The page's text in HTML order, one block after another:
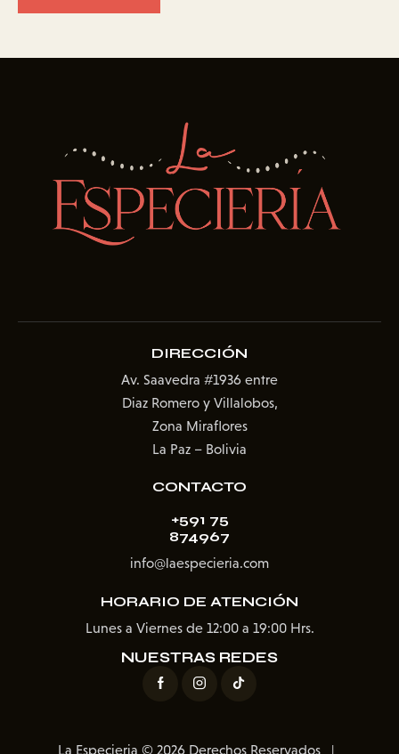
DIRECCIÓN
Av. Saavedra #1936 entre
Diaz Romero y Villalobos,
Zona Miraflores
La Paz – Bolivia
CONTACTO
+591 75
874967
info@laespecieria.com
HORARIO DE ATENCIÓN
Lunes a Viernes de 12:00 a 19:00 Hrs.
NUESTRAS REDES
La Especieria © 2026 Derechos Reservados |